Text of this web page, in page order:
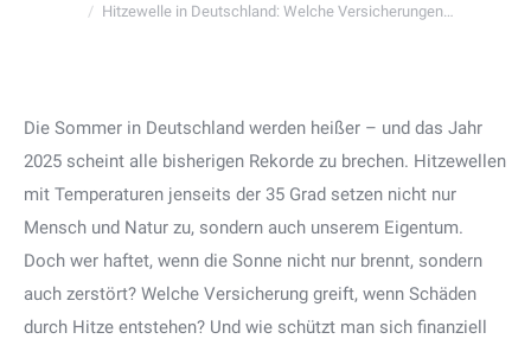
Hitzewelle in Deutschland: Welche Versicherungen…
Die Sommer in Deutschland werden heißer – und das Jahr
2025 scheint alle bisherigen Rekorde zu brechen. Hitzewellen
mit Temperaturen jenseits der 35 Grad setzen nicht nur
Mensch und Natur zu, sondern auch unserem Eigentum.
Doch wer haftet, wenn die Sonne nicht nur brennt, sondern
auch zerstört? Welche Versicherung greift, wenn Schäden
durch Hitze entstehen? Und wie schützt man sich finanziell